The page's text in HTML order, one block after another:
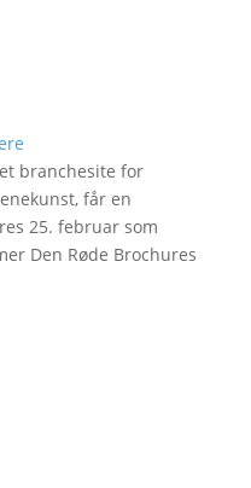
branchesite for
får en
25. februar som
Den Røde Brochures